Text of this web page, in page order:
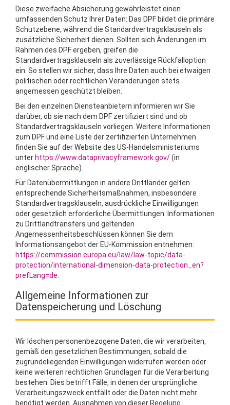
Diese zweifache Absicherung gewährleistet einen
umfassenden Schutz Ihrer Daten: Das DPF bildet die primäre
Schutzebene, während die Standardvertragsklauseln als
zusätzliche Sicherheit dienen. Sollten sich Änderungen im
Rahmen des DPF ergeben, greifen die
Standardvertragsklauseln als zuverlässige Rückfalloption
ein. So stellen wir sicher, dass Ihre Daten auch bei etwaigen
politischen oder rechtlichen Veränderungen stets
angemessen geschützt bleiben.
Bei den einzelnen Diensteanbietern informieren wir Sie
darüber, ob sie nach dem DPF zertifiziert sind und ob
Standardvertragsklauseln vorliegen. Weitere Informationen
zum DPF und eine Liste der zertifizierten Unternehmen
finden Sie auf der Website des US-Handelsministeriums
unter https://www.dataprivacyframework.gov/(in
englischer Sprache).
Für Datenübermittlungen in andere Drittländer gelten
entsprechende Sicherheitsmaßnahmen, insbesondere
Standardvertragsklauseln, ausdrückliche Einwilligungen
oder gesetzlich erforderliche Übermittlungen. Informationen
zu Drittlandtransfers und geltenden
Angemessenheitsbeschlüssen können Sie dem
Informationsangebot der EU-Kommission entnehmen:
https://commission.europa.eu/law/law-topic/data-
protection/international-dimension-data-protection_en?
prefLang=de.
Allgemeine Informationen zur
Datenspeicherung und Löschung
Wir löschen personenbezogene Daten, die wir verarbeiten,
gemäß den gesetzlichen Bestimmungen, sobald die
zugrundeliegenden Einwilligungen widerrufen werden oder
keine weiteren rechtlichen Grundlagen für die Verarbeitung
bestehen. Dies betrifft Fälle, in denen der ursprüngliche
Verarbeitungszweck entfällt oder die Daten nicht mehr
benötigt werden. Ausnahmen von dieser Regelung